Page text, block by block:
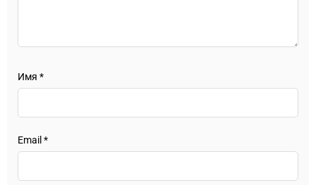
Имя *
Email *